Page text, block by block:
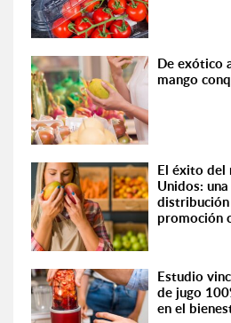
De exótico
mango
El éxito del
Unidos:
promoción
Estudio
de jugo
en el